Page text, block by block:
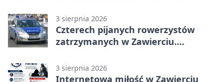
3 sierpnia 2026
Czterech pijanych rowerzystów
zatrzymanych w Zawierciu.
3 sierpnia 2026
Internetowa miłość w Zawierciu